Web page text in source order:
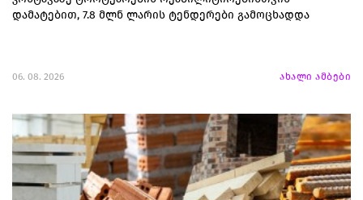
დამატებით, 7.8 მლნ ლარის ტენდერები გამოცხადდა
06. 08. 2026 ახალი ამბები